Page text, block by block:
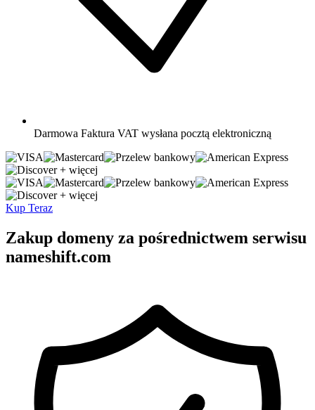
Darmowa Faktura VAT wysłana pocztą elektroniczną
+ więcej
+ więcej
Kup Teraz
Zakup domeny za pośrednictwem serwisu
nameshift.com